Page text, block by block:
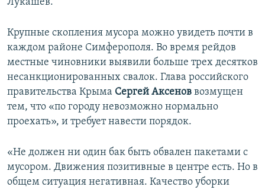
Крупные скопления мусора можно увидеть почти в
каждом районе Симферополя. Во время рейдов
местные чиновники выявили больше трех десятков
несанкционированных свалок. Глава российского
правительства Крыма Сергей Аксенов возмущен
тем, что «по городу невозможно нормально
проехать», и требует навести порядок.
«Не должен ни один бак быть обвален пакетами с
мусором. Движения позитивные в центре есть. Но в
общем ситуация негативная. Качество уборки